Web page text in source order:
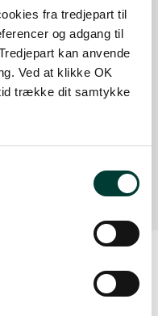
fra tredjepart til
og adgang til
kan anvende
Ved at klikke OK
trække dit samtykke
på opholdsplads
og 1 hestetrailer
Naturstien